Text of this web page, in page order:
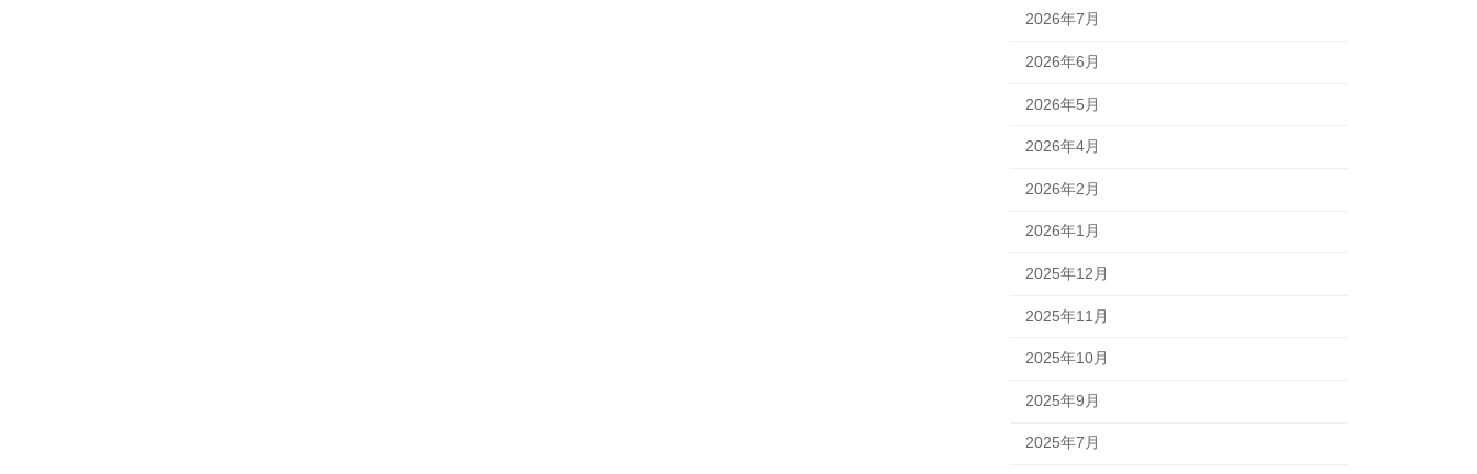
2026年7月
2026年6月
2026年5月
2026年4月
2026年2月
2026年1月
2025年12月
2025年11月
2025年10月
2025年9月
2025年7月